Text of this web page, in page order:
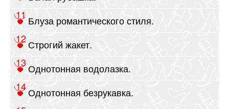
Блуза романтического стиля.
Строгий жакет.
Однотонная водолазка.
Однотонная безрукавка.